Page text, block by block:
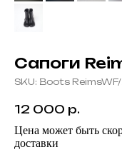
Сапоги
SKU: Boots
12 000 р.
Цена может быть
доставки